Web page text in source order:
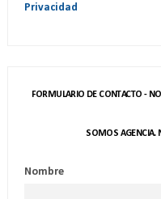
Privacidad
FORMULARIO DE CONTACTO -
SOMOS AGENCIA.
Nombre